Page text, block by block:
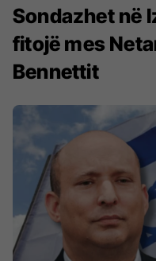
Sondazhet në
fitojë mes
Bennettit